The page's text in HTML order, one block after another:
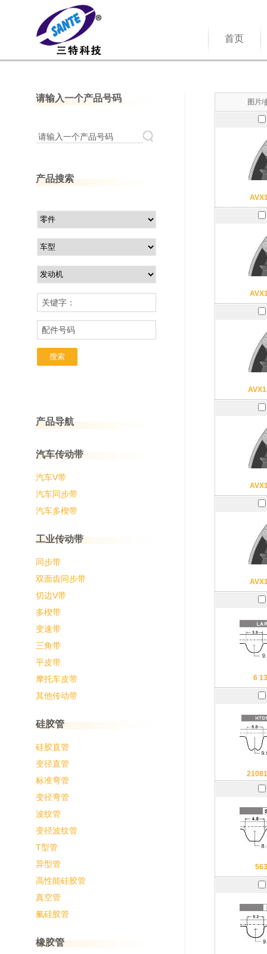
首页
图片/
6
请输入一个产品号码
请输入一个产品号码
产品搜索
关键字：
配件号码
产品导航
汽车传动带
汽车V带
汽车同步带
汽车多楔带
工业传动带
同步带
双面齿同步带
切边V带
多楔带
变速带
三角带
平皮带
摩托车皮带
其他传动带
硅胶管
硅胶直管
变径直管
标准弯管
变径弯管
波纹管
变径波纹管
T型管
异型管
高性能硅胶管
真空管
氟硅胶管
橡胶管